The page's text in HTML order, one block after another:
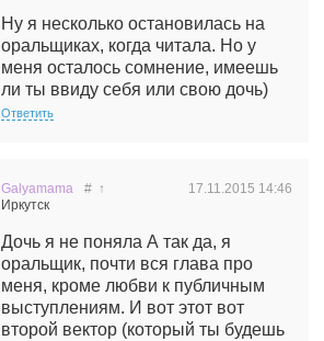
Ну я несколько остановилась на
оральщиках, когда читала. Но у
меня осталось сомнение, имеешь
ли ты ввиду себя или свою дочь)
Ответить
Galyamama
Иркутск
17.11.2015 14:46
# ↑
Дочь я не поняла А так да, я
оральщик, почти вся глава про
меня, кроме любви к публичным
выступлениям. И вот этот вот
второй вектор (который ты будешь